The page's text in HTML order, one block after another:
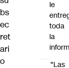
bs
ec
ret
ari
o
le
toda
la
"Las